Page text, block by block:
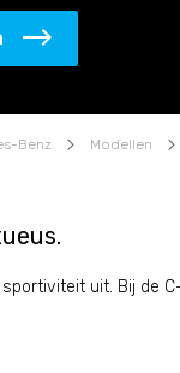
Benz Modellen
uit. Bij de